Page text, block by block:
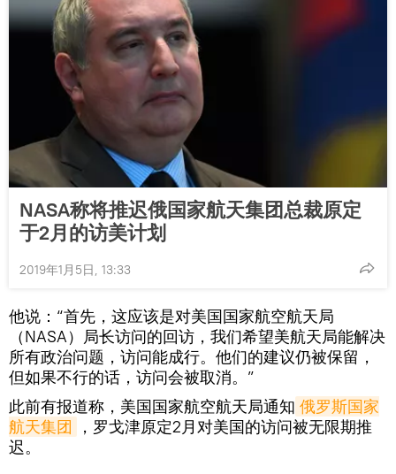
NASA称将推迟俄国家航天集团总裁原定
于2月的访美计划
2019年1月5日, 13:33
他说：“首先，这应该是对美国国家航空航天局
（NASA）局长访问的回访，我们希望美航天局能解决
所有政治问题，访问能成行。他们的建议仍被保留，
但如果不行的话，访问会被取消。”
此前有报道称，美国国家航空航天局通知 俄罗斯国家
航天集团
，罗戈津原定2月对美国的访问被无限期推
迟。